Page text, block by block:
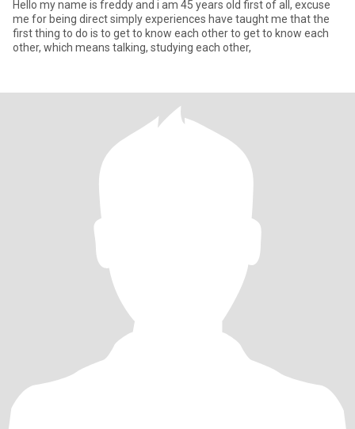
Hello my name is freddy and i am 45 years old first of all, excuse
me for being direct simply experiences have taught me that the
first thing to do is to get to know each other to get to know each
other, which means talking, studying each other,